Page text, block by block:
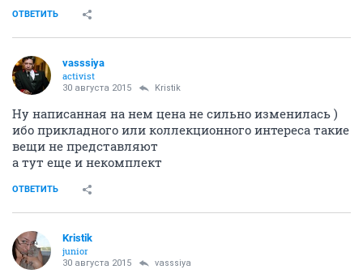
ОТВЕТИТЬ
vasssiya
activist
30 августа 2015 Kristik
Ну написанная на нем цена не сильно изменилась )
ибо прикладного или коллекционного интереса такие
вещи не представляют
а тут еще и некомплект
ОТВЕТИТЬ
Kristik
junior
30 августа 2015 vasssiya